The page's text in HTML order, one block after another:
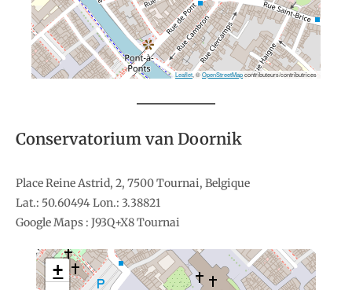
Leaflet , ©OpenStreetMapcontributeurs/contributrices
Conservatorium van Doornik
Place Reine Astrid, 2, 7500 Tournai, Belgique
Lat.: 50.60494 Lon.: 3.38821
Google Maps : J93Q+X8 Tournai
+